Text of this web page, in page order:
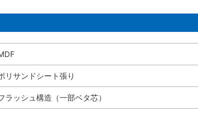
リサンドシート張り
ラッシュ構造（一部ベタ芯）